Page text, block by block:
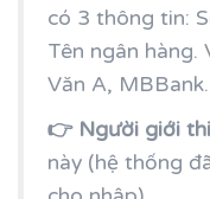
có 3 thông tin:
Tên ngân
Văn A, MBBank.
👉 Người giới
này (hệ thống